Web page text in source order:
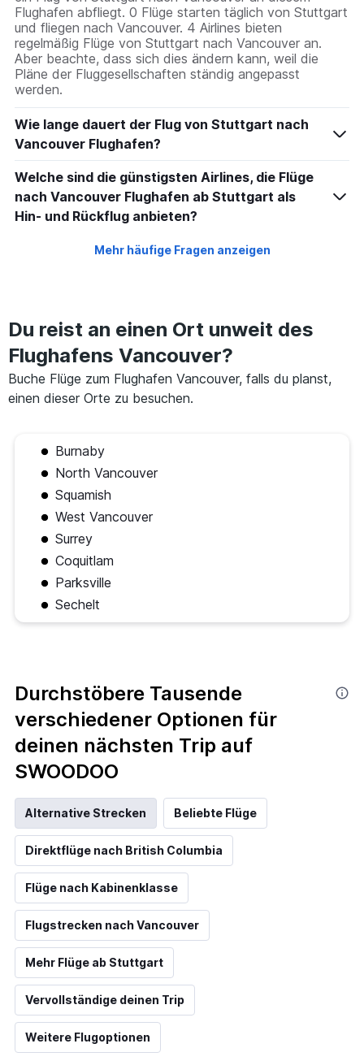
Flughafen abfliegt. 0 Flüge starten täglich von Stuttgart
und fliegen nach Vancouver. 4 Airlines bieten
regelmäßig Flüge von Stuttgart nach Vancouver an.
Aber beachte, dass sich dies ändern kann, weil die
Pläne der Fluggesellschaften ständig angepasst
werden.
Wie lange dauert der Flug von Stuttgart nach
Vancouver Flughafen?
Welche sind die günstigsten Airlines, die Flüge
nach Vancouver Flughafen ab Stuttgart als
Hin- und Rückflug anbieten?
Mehr häufige Fragen anzeigen
Du reist an einen Ort unweit des
Flughafens Vancouver?
Buche Flüge zum Flughafen Vancouver, falls du planst,
einen dieser Orte zu besuchen.
Burnaby
North Vancouver
Squamish
West Vancouver
Surrey
Coquitlam
Parksville
Sechelt
Durchstöbere Tausende
verschiedener Optionen für
deinen nächsten Trip auf
SWOODOO
Alternative Strecken Beliebte Flüge
Direktflüge nach British Columbia
Flüge nach Kabinenklasse
Flugstrecken nach Vancouver
Mehr Flüge ab Stuttgart
Vervollständige deinen Trip
Weitere Flugoptionen